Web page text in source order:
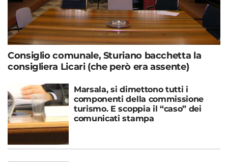
Consiglio comunale, Sturiano bacchetta la
consigliera Licari (che però era assente)
Marsala, si dimettono tutti i
componenti della commissione
turismo. E scoppia il “caso” dei
comunicati stampa